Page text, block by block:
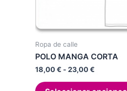
Ropa de calle
POLO MANGA CORTA
18,00€ - 23,00€
precios: